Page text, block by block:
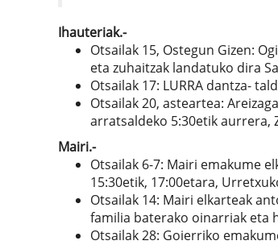
Ihauteriak.-
Otsailak 15, Ostegun Gizen:
eta zuhaitzak landatuko dira
Otsailak 17: LURRA dantza-
Otsailak 20, asteartea:
arratsaldeko 5:30etik
Mairi.-
Otsailak 6-7: Mairi emakume
15:30etik, 17:00etara,
Otsailak 14: Mairi elkarteak
familia baterako oinarriak eta
Otsailak 28: Goierriko